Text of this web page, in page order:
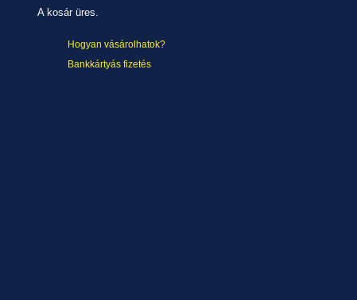
A kosár üres.
Hogyan vásárolhatok?
Bankkártyás fizetés